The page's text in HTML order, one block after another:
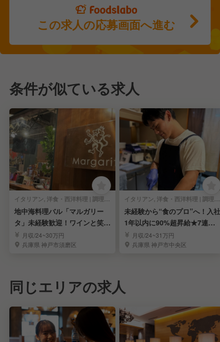
この求人の応募画面へ進む
条件が似ている求人
イタリアン, 洋食・西洋料理 | 調理見習い・調理補助
地中海料理バル「マルガリー
タ」未経験歓迎！ワインと笑顔
溢れるお店で働こう
月収/24~30万円
兵庫県 神戸市須磨区
イタリアン, 洋食・西洋料理 | 調理見習い・調理補助
未経験から“食のプロ”へ！入社
1年以内に90%超昇給★7連休
も取得可能！
月収/24~31万円
兵庫県 神戸市中央区
同じエリアの求人